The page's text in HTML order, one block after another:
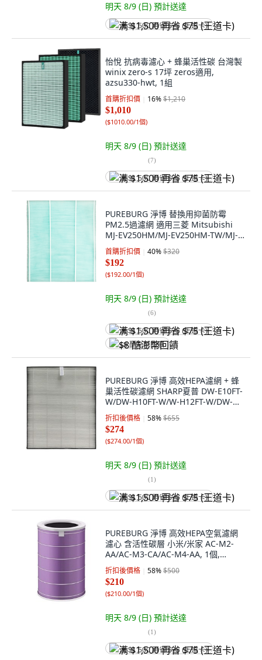
明天 8/9 (日) 預計送達
满 $1,500 再省 $75 (王道卡)
怡悅 抗病毒濾心 + 蜂巢活性碳 台灣製
winix zero-s 17坪 zeros適用,
azsu330-hwt, 1組
首購折扣價 16%$1,210
$1,010
($1010.00/1個)
明天 8/9 (日) 預計送達
(7)
满 $1,500 再省 $75 (王道卡)
PUREBURG 淨博 替換用抑菌防霉
PM2.5過濾網 適用三菱 Mitsubishi
MJ-EV250HM/MJ-EV250HM-TW/MJ-
E195HM/MJ-E195HM-TW, EV250-01,
1個
首購折扣價 40%$320
$192
($192.00/1個)
明天 8/9 (日) 預計送達
(6)
满 $1,500 再省 $75 (王道卡)
$8 酷澎幣回饋
PUREBURG 淨博 高效HEPA濾網 + 蜂
巢活性碳濾網 SHARP夏普 DW-E10FT-
W/DW-H10FT-W/W-H12FT-W/DW-
L10FT-W/DW-L12FT-W適用, 1個, 單一
商品
折扣後價格 58%$655
$274
($274.00/1個)
明天 8/9 (日) 預計送達
(1)
满 $1,500 再省 $75 (王道卡)
PUREBURG 淨博 高效HEPA空氣濾網
濾心 含活性碳層 小米/米家 AC-M2-
AA/AC-M3-CA/AC-M4-AA, 1個,
PURPLE-01
折扣後價格 58%$500
$210
($210.00/1個)
明天 8/9 (日) 預計送達
(1)
满 $1,500 再省 $75 (王道卡)